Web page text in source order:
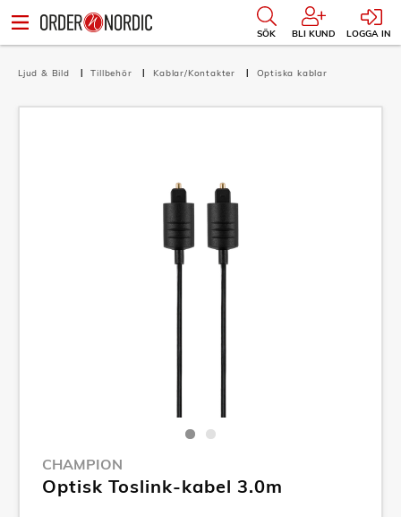
SÖK BLI KUND LOGGA IN
Ljud & Bild Tillbehör Kablar/Kontakter Optiska kablar
CHAMPION
Optisk Toslink-kabel 3.0m